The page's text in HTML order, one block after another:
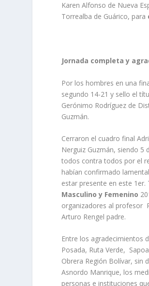
Karen Alfonso de Nueva
Torrealba de Guárico, para
Jornada completa y
Por los hombres en una
segundo 14-21 y sello el
Gerónimo Rodríguez de
Guzmán.
Cerraron el cuadro final
Nerguiz Guzmán, siendo 5
todos contra todos por el
habían confirmado
estar presente en este 1er.
Masculino y Femenino
organizadores al profesor
Arturo Rengel padre.
Entre los agradecimientos
Posada, Ruta Verde,
Obrera Región Bolívar, sin
Asnordo Manrique, los
personas e instituciones